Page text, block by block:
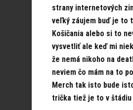
strany internetových
veľký záujem buď je to
Košičania alebo si to
vysvetliť ale keď mi
že nemá nikoho na
neviem čo mám na to
Merch tak isto bude
trička tiež je to v